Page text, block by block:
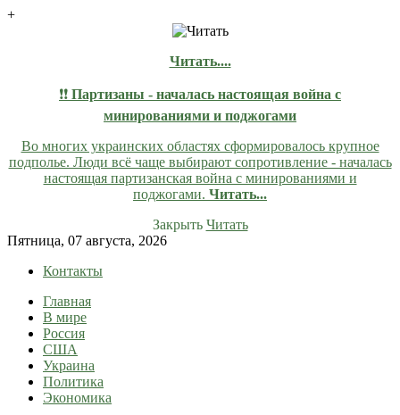
+
Читать....
❗❗ Партизаны - началась настоящая война с
минированиями и поджогами
Во многих украинских областях сформировалось крупное
подполье. Люди всё чаще выбирают сопротивление - началась
настоящая партизанская война с минированиями и
поджогами. Читать...
Закрыть Читать
Skip
content
Пятница, 07 августа, 2026
Контакты
lentaruss
lentaruss — Новости
Главная
В мире
Россия
США
Украина
Политика
Экономика